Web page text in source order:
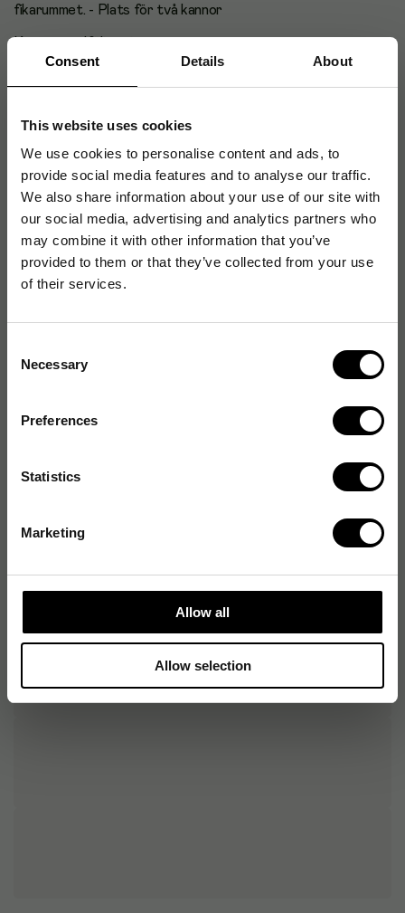
Consent Details About
This website uses cookies
We use cookies to personalise content and ads, to
provide social media features and to analyse our traffic.
We also share information about your use of our site with
our social media, advertising and analytics partners who
may combine it with other information that you’ve
provided to them or that they’ve collected from your use
of their services.
Selection
Necessary
Preferences
Statistics
Marketing
Allow all
Allow selection
fikarummet. - Plats för två kannor
Artikelnummer: 1001120
Produktspecifikationer
Kapacitet 3.6 L
Automatisk avstängning
Tillbehör
Glaskanna kaffebryggare Coffee Queen / CREM